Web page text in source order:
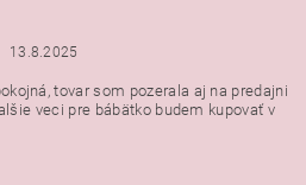
13.8.2025
tovar som pozerala aj na predajni
veci pre bábätko budem kupovať v